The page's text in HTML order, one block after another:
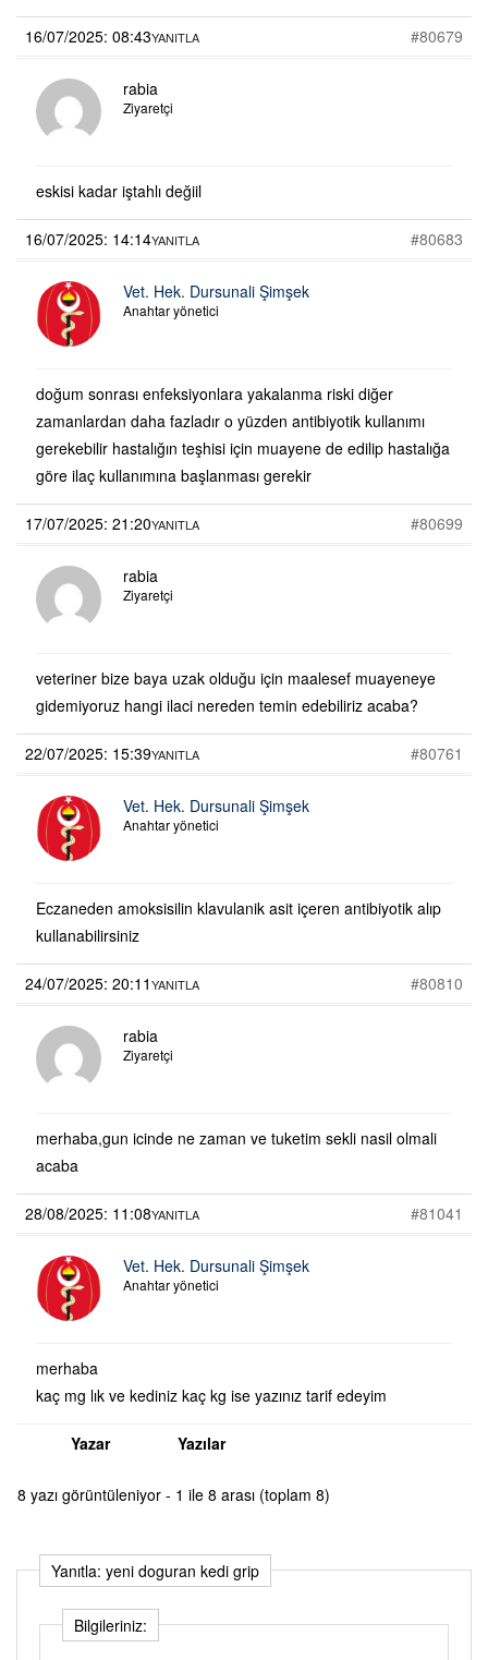
16/07/2025: 08:43 #80679
YANITLA
rabia
Ziyaretçi
eskisi kadar iştahlı değiil
16/07/2025: 14:14 #80683
YANITLA
Vet. Hek. Dursunali Şimşek
Anahtar yönetici
doğum sonrası enfeksiyonlara yakalanma riski diğer
zamanlardan daha fazladır o yüzden antibiyotik kullanımı
gerekebilir hastalığın teşhisi için muayene de edilip hastalığa
göre ilaç kullanımına başlanması gerekir
17/07/2025: 21:20 #80699
YANITLA
rabia
Ziyaretçi
veteriner bize baya uzak olduğu için maalesef muayeneye
gidemiyoruz hangi ilaci nereden temin edebiliriz acaba?
22/07/2025: 15:39 #80761
YANITLA
Vet. Hek. Dursunali Şimşek
Anahtar yönetici
Eczaneden amoksisilin klavulanik asit içeren antibiyotik alıp
kullanabilirsiniz
24/07/2025: 20:11 #80810
YANITLA
rabia
Ziyaretçi
merhaba,gun icinde ne zaman ve tuketim sekli nasil olmali
acaba
28/08/2025: 11:08 #81041
YANITLA
Vet. Hek. Dursunali Şimşek
Anahtar yönetici
merhaba
kaç mg lık ve kediniz kaç kg ise yazınız tarif edeyim
Yazar Yazılar
8 yazı görüntüleniyor - 1 ile 8 arası (toplam 8)
Yanıtla: yeni doguran kedi grip
Bilgileriniz: